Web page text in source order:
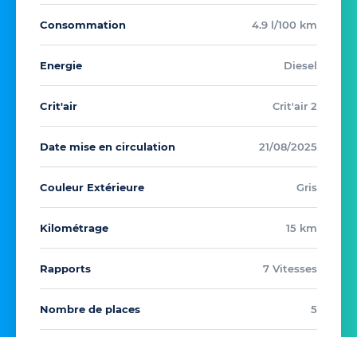
Consommation 4.9 l/100 km
Energie Diesel
Crit'air Crit'air 2
Date mise en circulation 21/08/2025
Couleur Extérieure Gris
Kilométrage 15 km
Rapports 7 Vitesses
Nombre de places 5